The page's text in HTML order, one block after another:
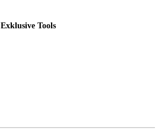
Exklusive Tools